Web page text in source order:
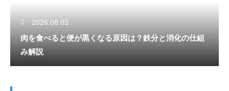
2026.08.03
肉を食べると便が黒くなる原因は？鉄分と消化の仕組
み解説